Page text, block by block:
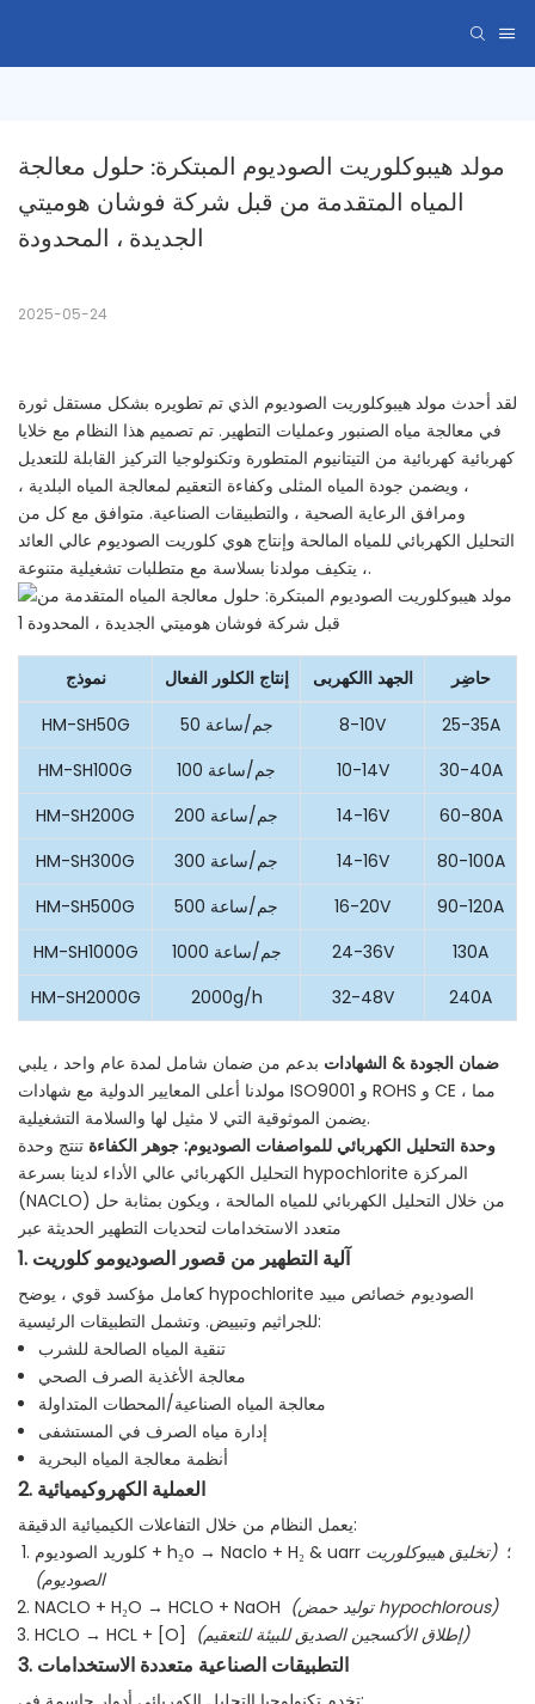
مولد هيبوكلوريت الصوديوم المبتكرة: حلول معالجة
المياه المتقدمة من قبل شركة فوشان هوميتي
الجديدة ، المحدودة
2025-05-24
لقد أحدث مولد هيبوكلوريت الصوديوم الذي تم تطويره بشكل مستقل ثورة
في معالجة مياه الصنبور وعمليات التطهير. تم تصميم هذا النظام مع خلايا
كهربائية كهربائية من التيتانيوم المتطورة وتكنولوجيا التركيز القابلة للتعديل
، ويضمن جودة المياه المثلى وكفاءة التعقيم لمعالجة المياه البلدية ،
ومرافق الرعاية الصحية ، والتطبيقات الصناعية. متوافق مع كل من
التحليل الكهربائي للمياه المالحة وإنتاج هوي كلوريت الصوديوم عالي العائد
، يتكيف مولدنا بسلاسة مع متطلبات تشغيلية متنوعة.
نموذج إنتاج الكلور الفعال الجهد االكهربى
حاضِر
HM-SH50G
50 جم/ساعة 8-10V
25-35A
HM-SH100G
100 جم/ساعة 10-14V
30-40A
HM-SH200G
200 جم/ساعة 14-16V
60-80A
HM-SH300G
300 جم/ساعة 14-16V
80-100A
HM-SH500G
500 جم/ساعة 16-20V
90-120A
HM-SH1000G
1000 جم/ساعة 24-36V
130A
HM-SH2000G
2000g/h 32-48V 240A
ضمان الجودة & الشهادات بدعم من ضمان شامل لمدة عام واحد ، يلبي
مولدنا أعلى المعايير الدولية مع شهادات ISO9001 و ROHS و CE ، مما
يضمن الموثوقية التي لا مثيل لها والسلامة التشغيلية.
وحدة التحليل الكهربائي للمواصفات الصوديوم: جوهر الكفاءة تنتج وحدة
التحليل الكهربائي عالي الأداء لدينا بسرعة hypochlorite المركزة
(NACLO) من خلال التحليل الكهربائي للمياه المالحة ، ويكون بمثابة حل
متعدد الاستخدامات لتحديات التطهير الحديثة عبر
1. آلية التطهير من قصور الصوديومو كلوريت
كعامل مؤكسد قوي ، يوضح hypochlorite الصوديوم خصائص مبيد
للجراثيم وتبييض. وتشمل التطبيقات الرئيسية:
تنقية المياه الصالحة للشرب
معالجة الأغذية الصرف الصحي
معالجة المياه الصناعية/المحطات المتداولة
إدارة مياه الصرف في المستشفى
أنظمة معالجة المياه البحرية
2. العملية الكهروكيميائية
يعمل النظام من خلال التفاعلات الكيميائية الدقيقة:
كلوريد الصوديوم + h₂o → Naclo + H₂ & uarr ؛ (تخليق هيبوكلوريت
الصوديوم)
NACLO + H₂O → HCLO + NaOH
(توليد حمض hypochlorous)
HCLO → HCL + [O]
(إطلاق الأكسجين الصديق للبيئة للتعقيم)
3. التطبيقات الصناعية متعددة الاستخدامات